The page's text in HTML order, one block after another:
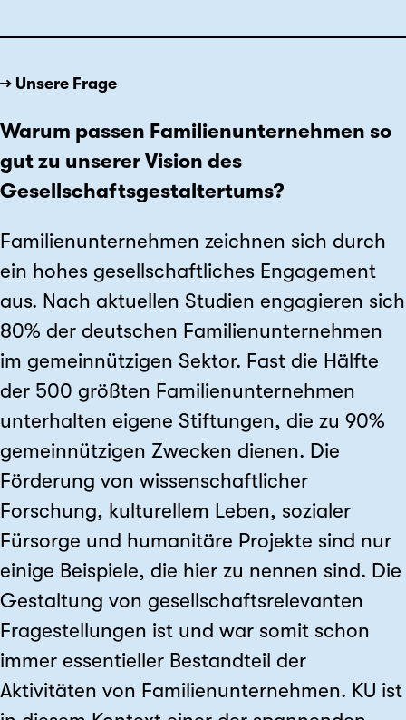
→ Unsere Frage
Warum passen Familienunternehmen so
gut zu unserer Vision des
Gesellschaftsgestaltertums?
Familienunternehmen zeichnen sich durch
ein hohes gesellschaftliches Engagement
aus. Nach aktuellen Studien engagieren sich
80% der deutschen Familienunternehmen
im gemeinnützigen Sektor. Fast die Hälfte
der 500 größten Familienunternehmen
unterhalten eigene Stiftungen, die zu 90%
gemeinnützigen Zwecken dienen. Die
Förderung von wissenschaftlicher
Forschung, kulturellem Leben, sozialer
Fürsorge und humanitäre Projekte sind nur
einige Beispiele, die hier zu nennen sind. Die
Gestaltung von gesellschaftsrelevanten
Fragestellungen ist und war somit schon
immer essentieller Bestandteil der
Aktivitäten von Familienunternehmen. KU ist